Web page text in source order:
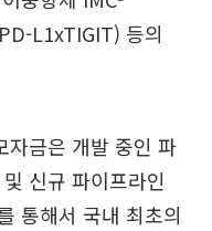
L1xTIGIT) 등의
자금은 개발 중인 파
신규 파이프라인
통해서 국내 최초의